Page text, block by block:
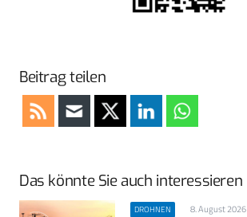
Beitrag teilen
Das könnte Sie auch interessieren
DROHNEN 8. August 2026